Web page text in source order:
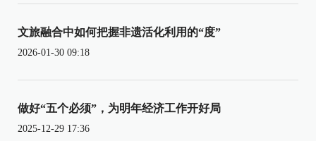
文旅融合中如何把握非遗活化利用的“度”
2026-01-30 09:18
做好“五个必须”，为明年经济工作开好局
2025-12-29 17:36